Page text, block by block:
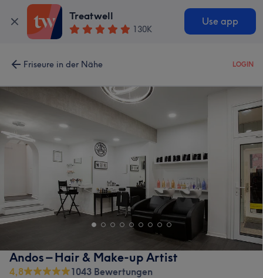
Treatwell
130K
Use app
Friseure in der Nähe LOGIN
Andos – Hair & Make-up Artist
4,8
1043 Bewertungen